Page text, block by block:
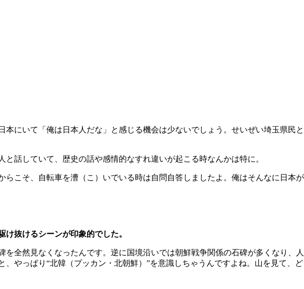
にいて「俺は日本人だな」と感じる機会は少ないでしょう。せいぜい埼玉県民と
話していて、歴史の話や感情的なすれ違いが起こる時なんかは特に。
こそ、自転車を漕（こ）いでいる時は自問自答しましたよ。俺はそんなに日本が
抜けるシーンが印象的でした。
全然見なくなったんです。逆に国境沿いでは朝鮮戦争関係の石碑が多くなり、人
やっぱり“北韓（プッカン・北朝鮮）”を意識しちゃうんですよね。山を見て、ど